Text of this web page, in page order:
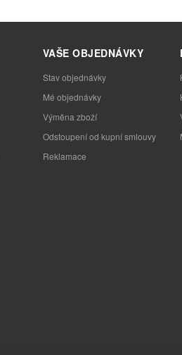
VAŠE OBJEDNÁVKY
Stav objednávky
Mé objednávky
Výměna zboží
Odstoupení od kupní smlouvy
Reklamace